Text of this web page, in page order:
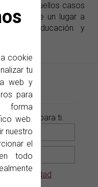
cookie
tu
web y
para
web.
nuestro
el
todo
para aquellos casos
de un lugar a
educación y
sólo para ti.
de privacidad